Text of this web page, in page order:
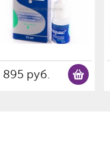
895 руб.